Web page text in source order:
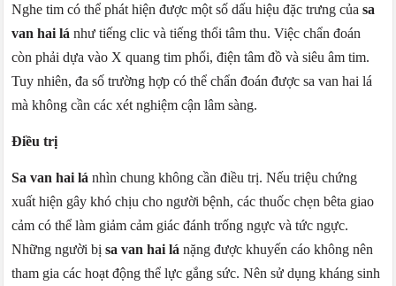
Nghe tim có thể phát hiện được một số dấu hiệu đặc trưng củasa
van hai lá như tiếng clic và tiếng thổi tâm thu. Việc chẩn đoán
còn phải dựa vào X quang tim phổi, điện tâm đồ và siêu âm tim.
Tuy nhiên, đa số trường hợp có thể chẩn đoán được sa van hai lá
mà không cần các xét nghiệm cận lâm sàng.
Điều trị
Sa van hai lá nhìn chung không cần điều trị. Nếu triệu chứng
xuất hiện gây khó chịu cho người bệnh, các thuốc chẹn bêta giao
cảm có thể làm giảm cảm giác đánh trống ngực và tức ngực.
Những người bịsa van hai lá nặng được khuyến cáo không nên
tham gia các hoạt động thể lực gắng sức. Nên sử dụng kháng sinh